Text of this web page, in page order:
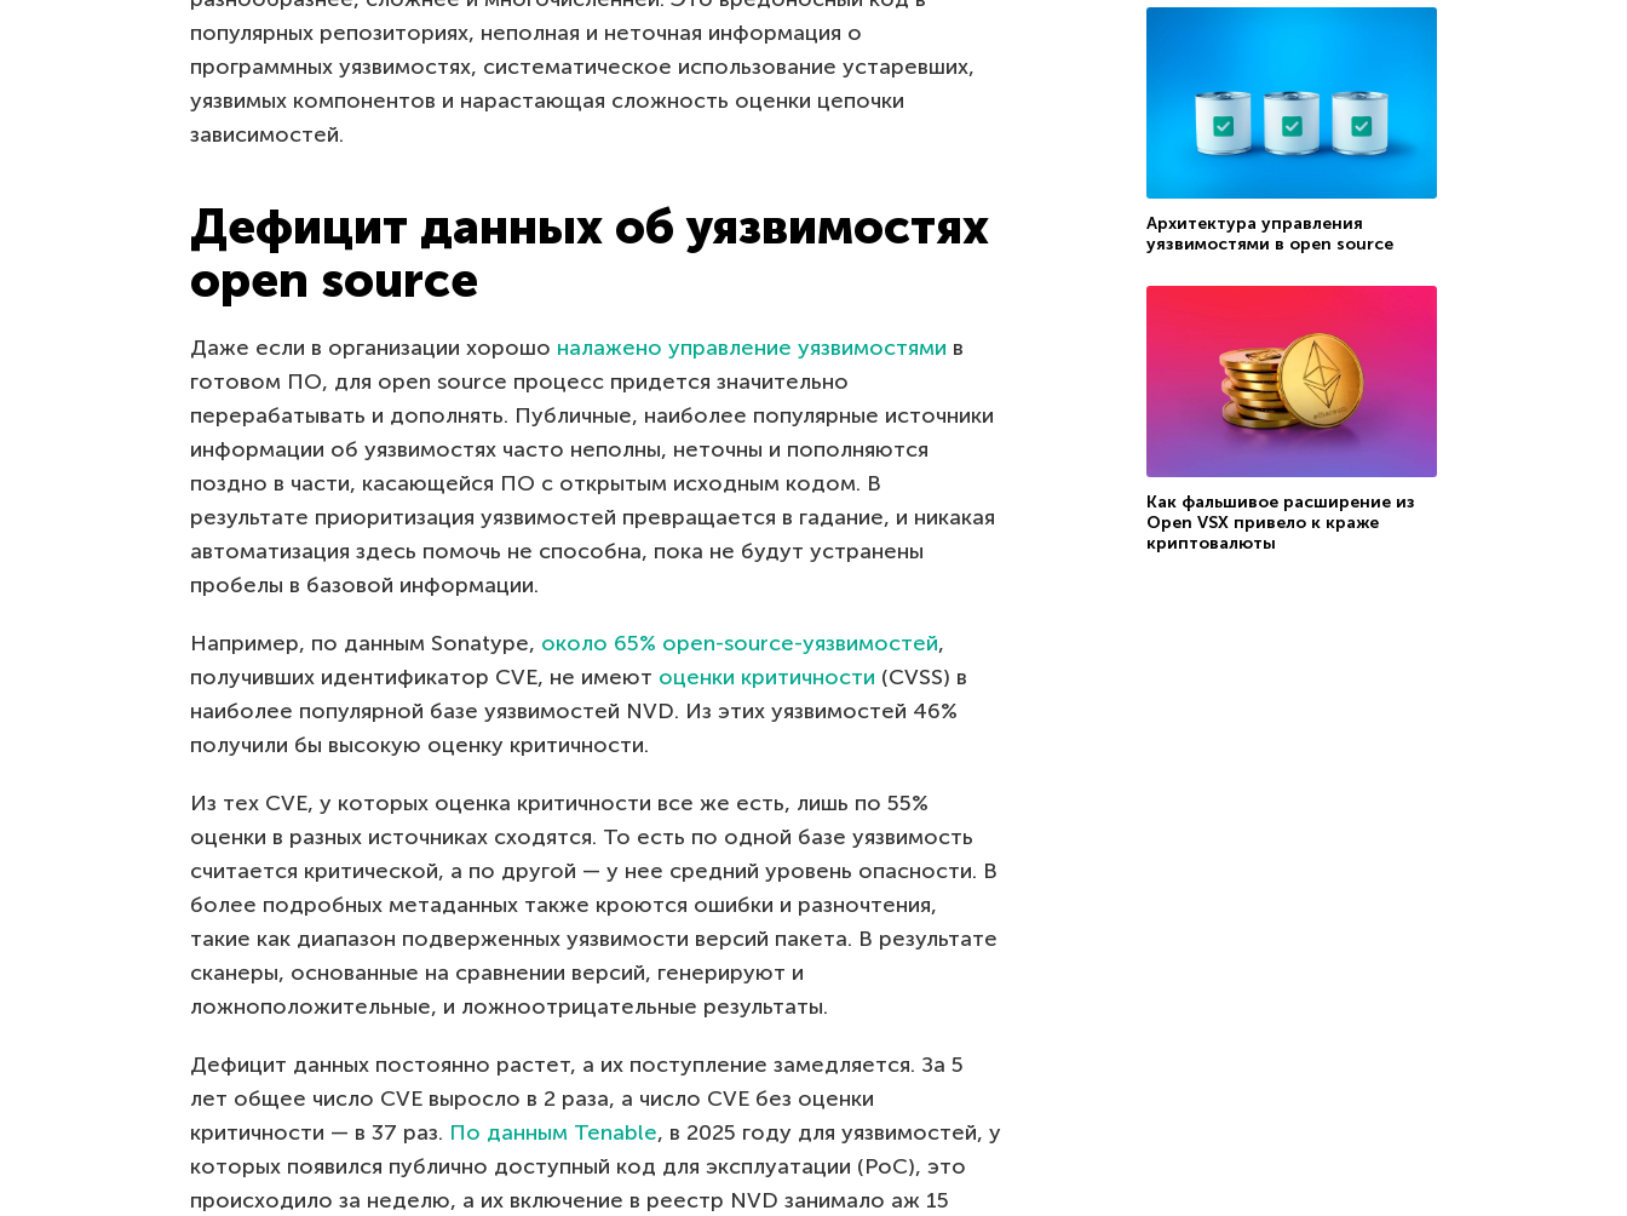
популярных репозиториях, неполная и неточная информация о
программных уязвимостях, систематическое использование устаревших,
уязвимых компонентов и нарастающая сложность оценки цепочки
зависимостей.
Дефицит данных об уязвимостях
open source
Даже если в организации хорошо налажено управление уязвимостями в
готовом ПО, для open source процесс придется значительно
перерабатывать и дополнять. Публичные, наиболее популярные источники
информации об уязвимостях часто неполны, неточны и пополняются
поздно в части, касающейся ПО с открытым исходным кодом. В
результате приоритизация уязвимостей превращается в гадание, и никакая
автоматизация здесь помочь не способна, пока не будут устранены
пробелы в базовой информации.
Например, по данным Sonatype, около 65% open-source-уязвимостей,
получивших идентификатор CVE, не имеют оценки критичности (CVSS) в
наиболее популярной базе уязвимостей NVD. Из этих уязвимостей 46%
получили бы высокую оценку критичности.
Из тех CVE, у которых оценка критичности все же есть, лишь по 55%
оценки в разных источниках сходятся. То есть по одной базе уязвимость
считается критической, а по другой — у нее средний уровень опасности. В
более подробных метаданных также кроются ошибки и разночтения,
такие как диапазон подверженных уязвимости версий пакета. В результате
сканеры, основанные на сравнении версий, генерируют и
ложноположительные, и ложноотрицательные результаты.
Дефицит данных постоянно растет, а их поступление замедляется. За 5
лет общее число CVE выросло в 2 раза, а число CVE без оценки
критичности — в 37 раз. По данным Tenable, в 2025 году для уязвимостей, у
которых появился публично доступный код для эксплуатации (PoC), это
происходило за неделю, а их включение в реестр NVD занимало аж 15
Архитектура управления
уязвимостями в open source
Как фальшивое расширение из
Open VSX привело к краже
криптовалюты